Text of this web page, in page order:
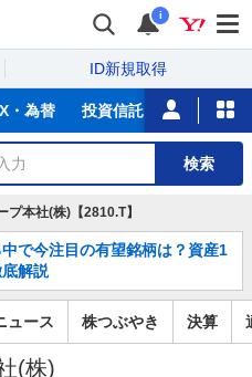
i
ID新規取得
・為替 投資信託 ニュース
検索
プ本社(株)【2810.T】
で今注目の有望銘柄は？資産1
解説
ュース 株つぶやき 決算
(株)